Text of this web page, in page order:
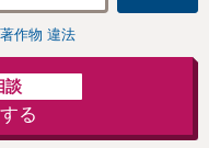
著作物 違法
談
る